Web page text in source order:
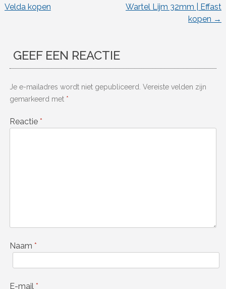
Velda kopen
Wartel Lijm 32mm | Effast
kopen →
GEEF EEN REACTIE
Je e-mailadres wordt niet gepubliceerd. Vereiste velden zijn
gemarkeerd met *
Reactie *
Naam *
E-mail *